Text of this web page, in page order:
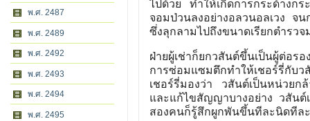
พ.ศ. 2487
พ.ศ. 2489
พ.ศ. 2492
พ.ศ. 2493
พ.ศ. 2494
พ.ศ. 2495
ไปด้วย ทำให้เกิดการกระด้างกร
จอมป่วนลงอย่างอลวนอลเวง จ
ซึ่งลุกลามไปถึงขนาดเรียกตำรว
ฝ่ายผู้เช่าก็ยกวสันต์ขึ้นเป็นผู้ต่อร
การซ่อมแซมตึกทำให้เชอร์รี่กับ
เชอร์รี่มองว่า วสันต์เป็นหน่วยก
และแก้ไขสัญญาบางอย่าง วสันต์
สองคนก็รู้สึกผูกพันขึ้นทีละนิดทีล